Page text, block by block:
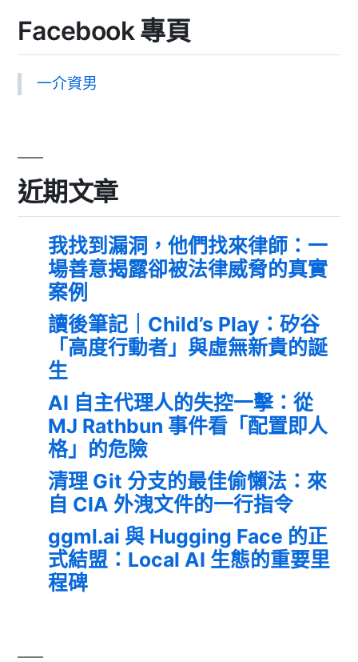
Facebook 專頁
一介資男
近期文章
我找到漏洞，他們找來律師：一
場善意揭露卻被法律威脅的真實
案例
讀後筆記｜Child’s Play：矽谷
「高度行動者」與虛無新貴的誕
生
AI 自主代理人的失控一擊：從
MJ Rathbun 事件看「配置即人
格」的危險
清理 Git 分支的最佳偷懶法：來
自 CIA 外洩文件的一行指令
ggml.ai 與 Hugging Face 的正
式結盟：Local AI 生態的重要里
程碑